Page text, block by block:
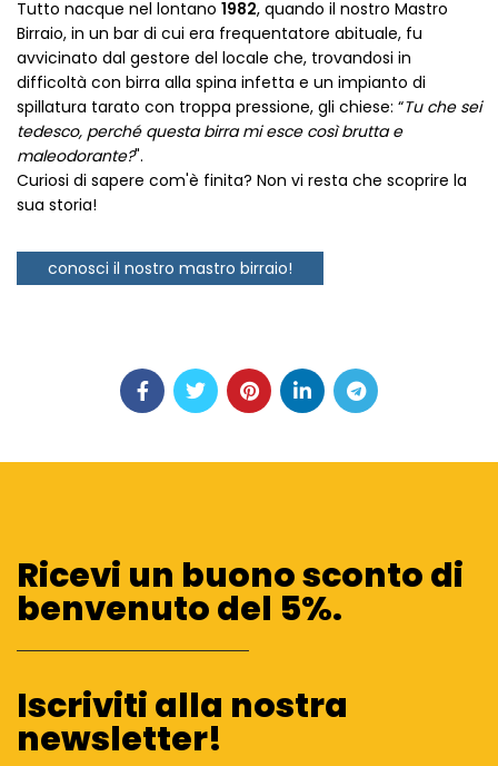
Tutto nacque nel lontano 1982, quando il nostro Mastro
Birraio, in un bar di cui era frequentatore abituale, fu
avvicinato dal gestore del locale che, trovandosi in
difficoltà con birra alla spina infetta e un impianto di
spillatura tarato con troppa pressione, gli chiese: “Tu che sei
tedesco, perché questa birra mi esce così brutta e
maleodorante?".
Curiosi di sapere com'è finita? Non vi resta che scoprire la
sua storia!
conosci il nostro mastro birraio!
Ricevi un buono sconto di
benvenuto del 5%.
Iscriviti alla nostra
newsletter!